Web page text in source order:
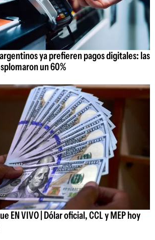
ya prefieren pagos digitales: las
un 60%
EN VIVO | Dólar oficial, CCL y MEP hoy